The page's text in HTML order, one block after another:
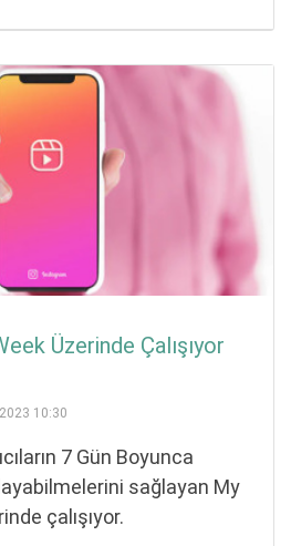
Üzerinde Çalışıyor
10:30
7 Gün Boyunca
sağlayan My
çalışıyor.